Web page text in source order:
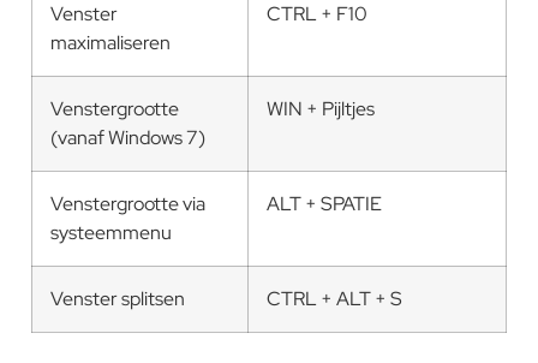
Venster
maximaliseren
CTRL + F10
Venstergrootte
(vanaf Windows 7)
WIN + Pijltjes
Venstergrootte via
systeemmenu
ALT + SPATIE
Venster splitsen CTRL + ALT + S